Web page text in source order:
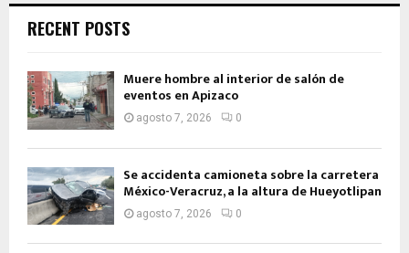
RECENT POSTS
Muere hombre al interior de salón de
eventos en Apizaco
agosto 7, 2026 0
Se accidenta camioneta sobre la carretera
México-Veracruz, a la altura de Hueyotlipan
agosto 7, 2026 0